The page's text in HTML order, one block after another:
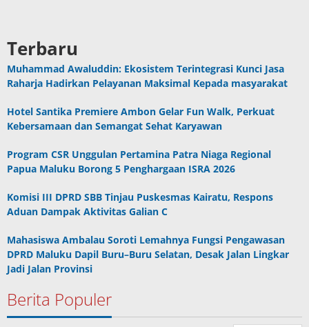
Terbaru
Muhammad Awaluddin: Ekosistem Terintegrasi Kunci Jasa
Raharja Hadirkan Pelayanan Maksimal Kepada masyarakat
Hotel Santika Premiere Ambon Gelar Fun Walk, Perkuat
Kebersamaan dan Semangat Sehat Karyawan
Program CSR Unggulan Pertamina Patra Niaga Regional
Papua Maluku Borong 5 Penghargaan ISRA 2026
Komisi III DPRD SBB Tinjau Puskesmas Kairatu, Respons
Aduan Dampak Aktivitas Galian C
Mahasiswa Ambalau Soroti Lemahnya Fungsi Pengawasan
DPRD Maluku Dapil Buru–Buru Selatan, Desak Jalan Lingkar
Jadi Jalan Provinsi
Berita Populer